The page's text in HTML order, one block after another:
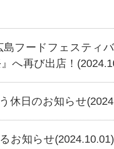
フードフェスティ
へ再び出店！
休日のお知らせ
お知らせ(2024.10.01)